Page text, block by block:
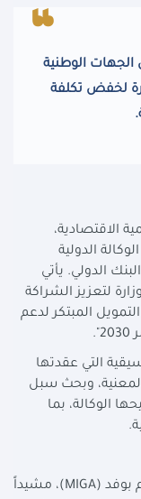
الوطنية
لخفض تكلفة
الاقتصادية،
الدولية
الدولي. يأتي
لتعزيز الشراكة
المبتكر لدعم
التي عقدتها
وبحث سبل
الوكالة، بما
بوفد (MIGA)، مشيداً